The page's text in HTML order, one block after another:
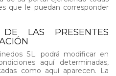
que le puedan corresponder
LAS PRESENTES
SL. podrá modificar en
aquí determinadas,
como aquí aparecen. La